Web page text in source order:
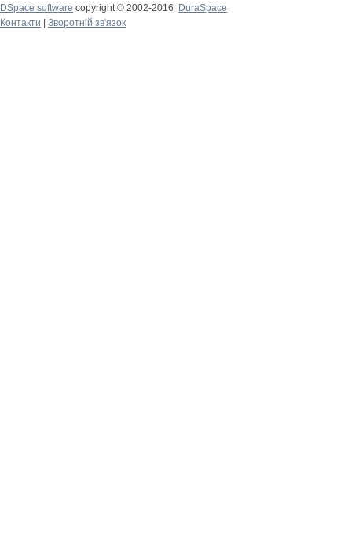
DSpace software copyright © 2002-2016
DuraSpace
Контакти
Зворотній зв'язок